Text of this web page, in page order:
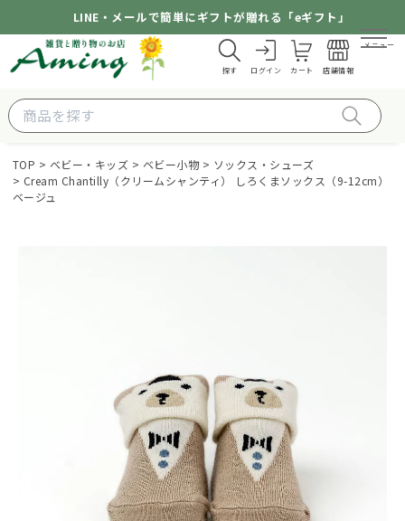
LINE・メールで簡単にギフトが贈れる「eギフト」
探す ログイン カート 店舗情報
メニュー
TOP ベビー・キッズ ベビー小物
ソックス・シューズ
Cream Chantilly（クリームシャンティ） しろくまソックス（9-12cm）
ベージュ